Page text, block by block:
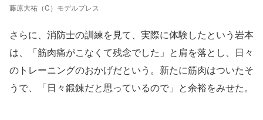
藤原大祐（C）モデルプレス
さらに、消防士の訓練を見て、実際に体験したという岩本
は、「筋肉痛がこなくて残念でした」と肩を落とし、日々
のトレーニングのおかげだという。新たに筋肉はついたそ
うで、「日々鍛錬だと思っているので」と余裕をみせた。